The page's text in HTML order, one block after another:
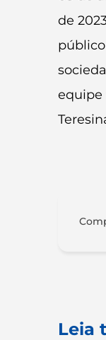
de
equipe
Leia